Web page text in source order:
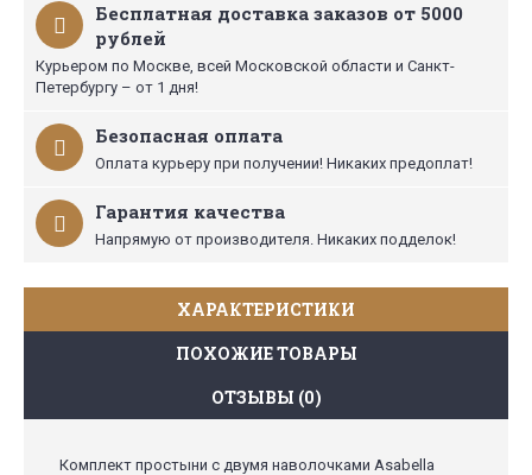
Бесплатная доставка заказов от 5000
рублей
Курьером по Москве, всей Московской области и Санкт-
Петербургу – от 1 дня!
Безопасная оплата
Оплата курьеру при получении! Никаких предоплат!
Гарантия качества
Напрямую от производителя. Никаких подделок!
ХАРАКТЕРИСТИКИ
ПОХОЖИЕ ТОВАРЫ
ОТЗЫВЫ (0)
Комплект простыни с двумя наволочками Asabella